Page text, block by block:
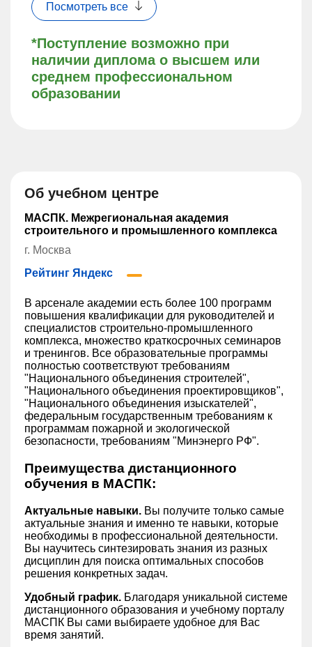
*Поступление возможно при
наличии диплома о высшем или
среднем профессиональном
образовании
Посмотреть все
Об учебном центре
МАСПК. Межрегиональная академия
строительного и промышленного комплекса
г. Москва
Рейтинг Яндекс
В арсенале академии есть более 100 программ
повышения квалификации для руководителей и
специалистов строительно-промышленного
комплекса, множество краткосрочных семинаров
и тренингов. Все образовательные программы
полностью соответствуют требованиям
"Национального объединения строителей",
"Национального объединения проектировщиков",
"Национального объединения изыскателей",
федеральным государственным требованиям к
программам пожарной и экологической
безопасности, требованиям "Минэнерго РФ".
Преимущества дистанционного
обучения в МАСПК:
Актуальные навыки. Вы получите только самые
актуальные знания и именно те навыки, которые
необходимы в профессиональной деятельности.
Вы научитесь синтезировать знания из разных
дисциплин для поиска оптимальных способов
решения конкретных задач.
Удобный график. Благодаря уникальной системе
дистанционного образования и учебному порталу
МАСПК Вы сами выбираете удобное для Вас
время занятий.